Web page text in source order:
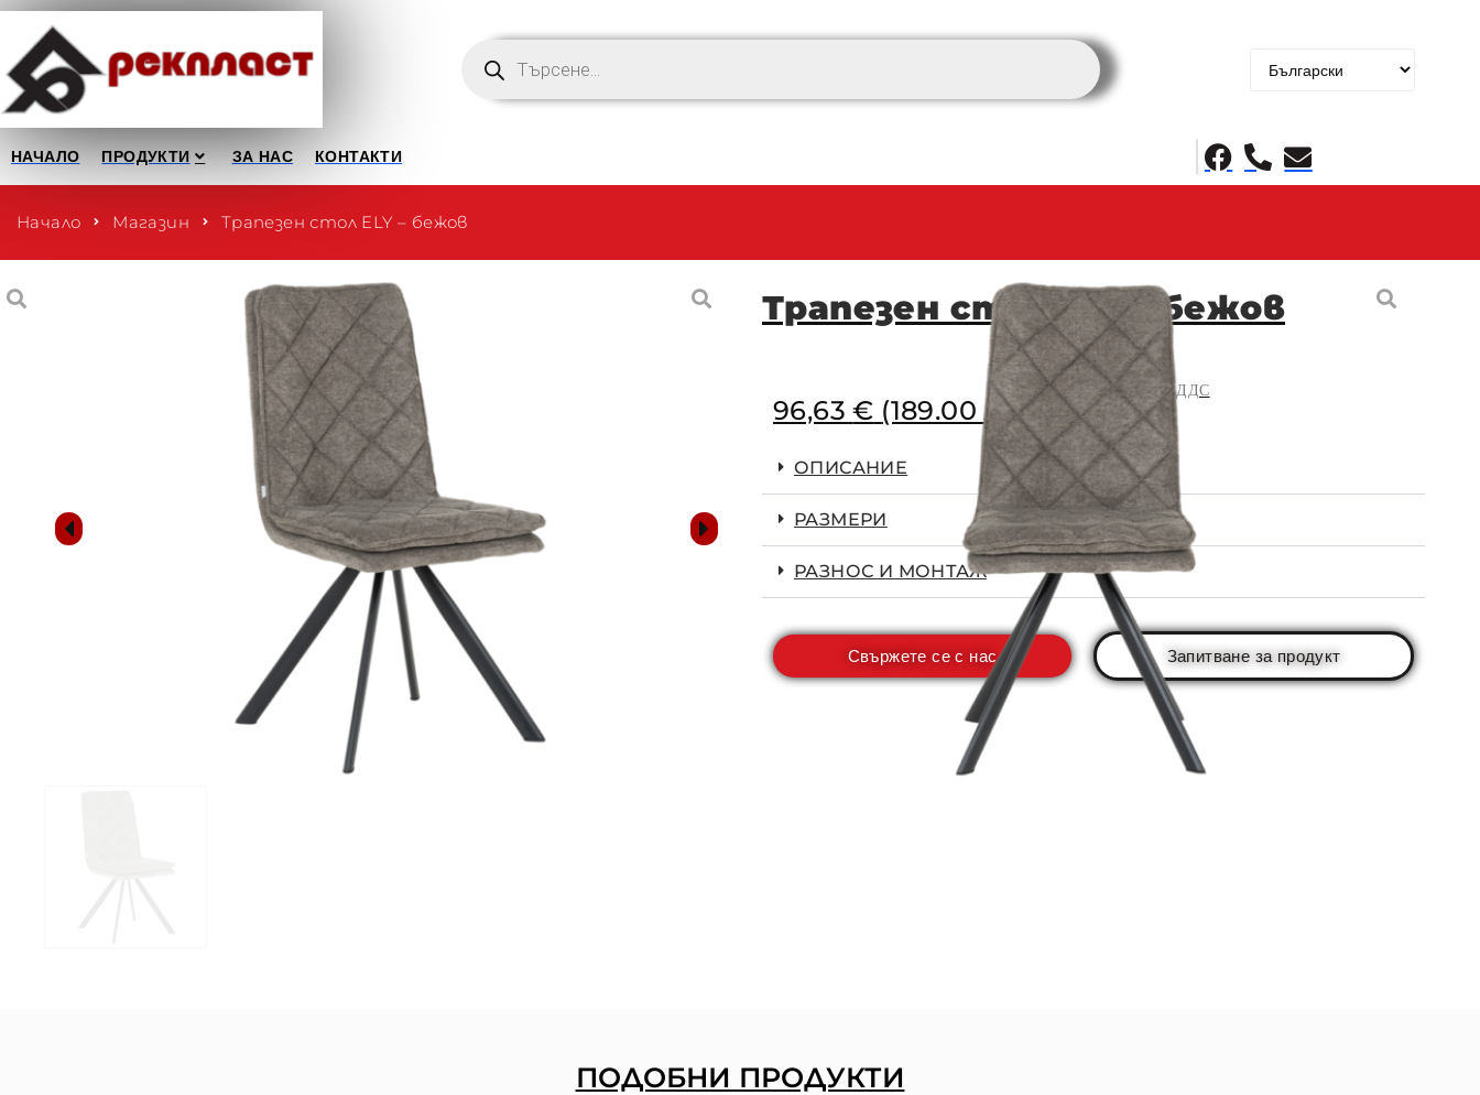
НАЧАЛО ПРОДУКТИ ЗА НАС КОНТАКТИ
Начало Магазин Трапезен стол ELY – бежов
Трапезен стол ELY - бежов
96,63€ (189.00 лв.)
Цената е с ДДС
ОПИСАНИЕ
РАЗМЕРИ
РАЗНОС И МОНТАЖ
Свържете се с нас Запитване за продукт
ПОДОБНИ ПРОДУКТИ